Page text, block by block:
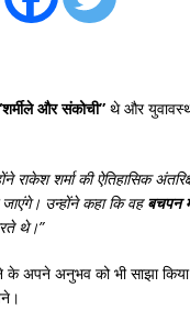
और संकोची” थे और
राकेश शर्मा की ऐतिहासिक
उन्होंने कहा कि वहबचपन
थे।”
के अपने अनुभव को भी साझा